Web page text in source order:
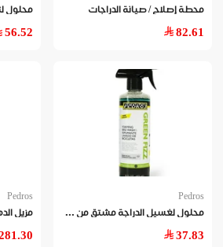
محطة إصلاح / صيانة الدراجات
82.61
محلول
56.52
Pedros
محل
ول لغسيل الدراجة مشتق من مواد نباتية - ٤٧٣مل
37.83
Pedros